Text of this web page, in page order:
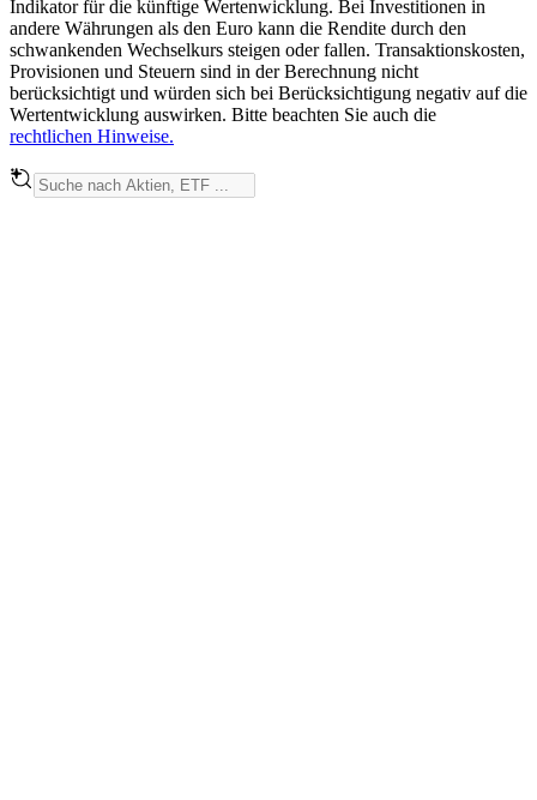
Indikator für die künftige Wertenwicklung. Bei Investitionen in
andere Währungen als den Euro kann die Rendite durch den
schwankenden Wechselkurs steigen oder fallen. Transaktionskosten,
Provisionen und Steuern sind in der Berechnung nicht
berücksichtigt und würden sich bei Berücksichtigung negativ auf die
Wertentwicklung auswirken. Bitte beachten Sie auch die
rechtlichen Hinweise.